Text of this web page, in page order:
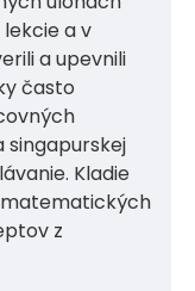
a v
a upevnili
často
singapurskej
Kladie
matematických
z